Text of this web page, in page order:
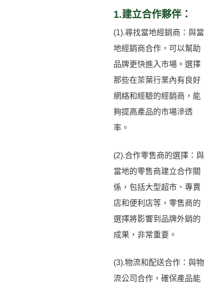
1.建立合作夥伴：
(1).尋找當地經銷商：與當
地經銷商合作，可以幫助
品牌更快進入市場。選擇
那些在茶葉行業內有良好
網絡和經驗的經銷商，能
夠提高產品的市場滲透
率。
(2).合作零售商的選擇：與
當地的零售商建立合作關
係，包括大型超市、專賣
店和便利店等，零售商的
選擇將影響到品牌外銷的
成果，非常重要。
(3).物流和配送合作：與物
流公司合作，確保產品能